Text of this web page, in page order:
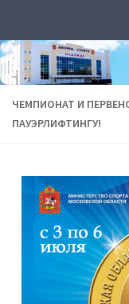
ЧЕМПИОНАТ И
ПАУЭРЛИФТИНГУ!